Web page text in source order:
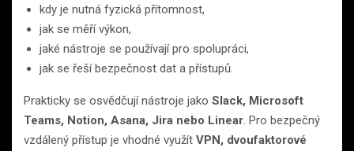
kdy je nutná fyzická přítomnost,
jak se měří výkon,
jaké nástroje se používají pro spolupráci,
jak se řeší bezpečnost dat a přístupů.
Prakticky se osvědčují nástroje jako Slack, Microsoft
Teams, Notion, Asana, Jira nebo Linear. Pro bezpečný
vzdálený přístup je vhodné využít VPN, dvoufaktorové